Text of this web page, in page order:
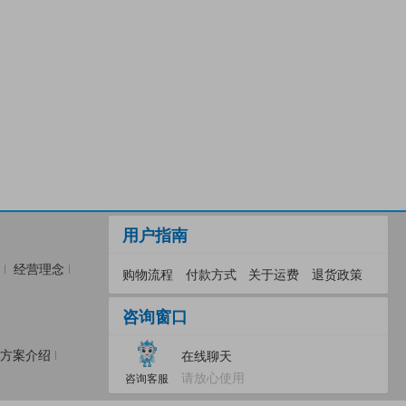
经营理念
案介绍
用户指南
购物流程 付款方式 关于运费 退货政策
咨询窗口
咨询客服
在线聊天
请放心使用